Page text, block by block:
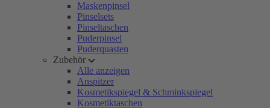
Maskenpinsel
Pinselsets
Pinseltaschen
Puderpinsel
Puderquasten
Zubehör
Alle anzeigen
Anspitzer
Kosmetikspiegel & Schminkspiegel
Kosmetiktaschen